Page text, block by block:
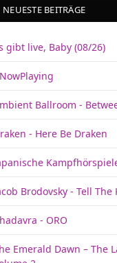
NEUESTE BEITRÄGE
gibt live, Baby (08/26)
Ballroom -
- Here Be Draken
Brodovsky - Tell The
- ORO
Emerald Dawn – The